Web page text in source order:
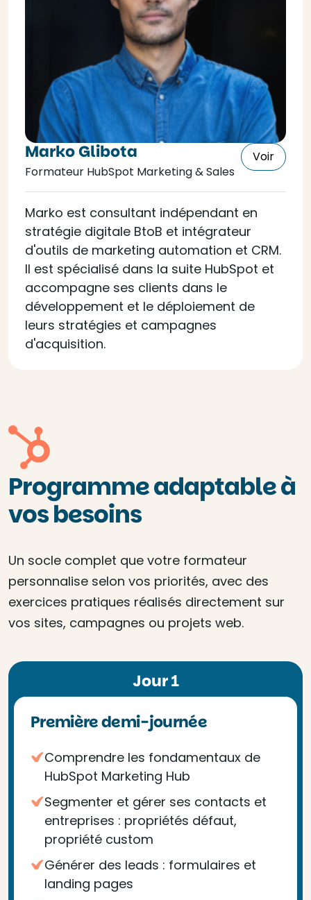
Marko Glibota
Formateur HubSpot Marketing & Sales
Voir
Marko est consultant indépendant en
stratégie digitale BtoB et intégrateur
d'outils de marketing automation et CRM.
Il est spécialisé dans la suite HubSpot et
accompagne ses clients dans le
développement et le déploiement de
leurs stratégies et campagnes
d'acquisition.
Programme adaptable à
vos besoins
Un socle complet que votre formateur
personnalise selon vos priorités, avec des
exercices pratiques réalisés directement sur
vos sites, campagnes ou projets web.
Jour 1
Première demi-journée
Comprendre les fondamentaux de
HubSpot Marketing Hub
Segmenter et gérer ses contacts et
entreprises : propriétés défaut,
propriété custom
Générer des leads : formulaires et
landing pages